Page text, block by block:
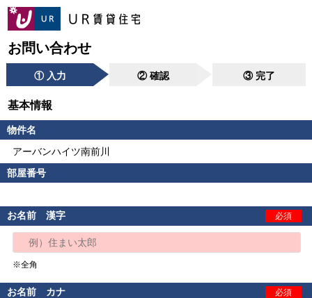
お問い合わせ
① 入力 ② 確認 ③ 完了
基本情報
物件名
アーバンハイツ南前川
部屋番号
お名前 漢字 必須
※全角
お名前 カナ 必須